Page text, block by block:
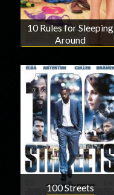
10 Rules for Sleeping
Around
100 Streets